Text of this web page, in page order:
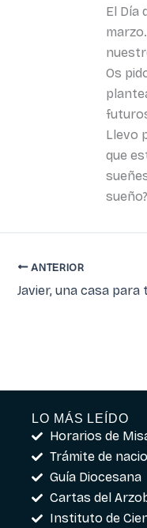
El Día
Os
Llevo
que
ANTERIOR
Javier, una casa para
LO MÁS LEÍDO
Horarios de
Trámite de
Guía Diocesana
Cartas del
Instituto de